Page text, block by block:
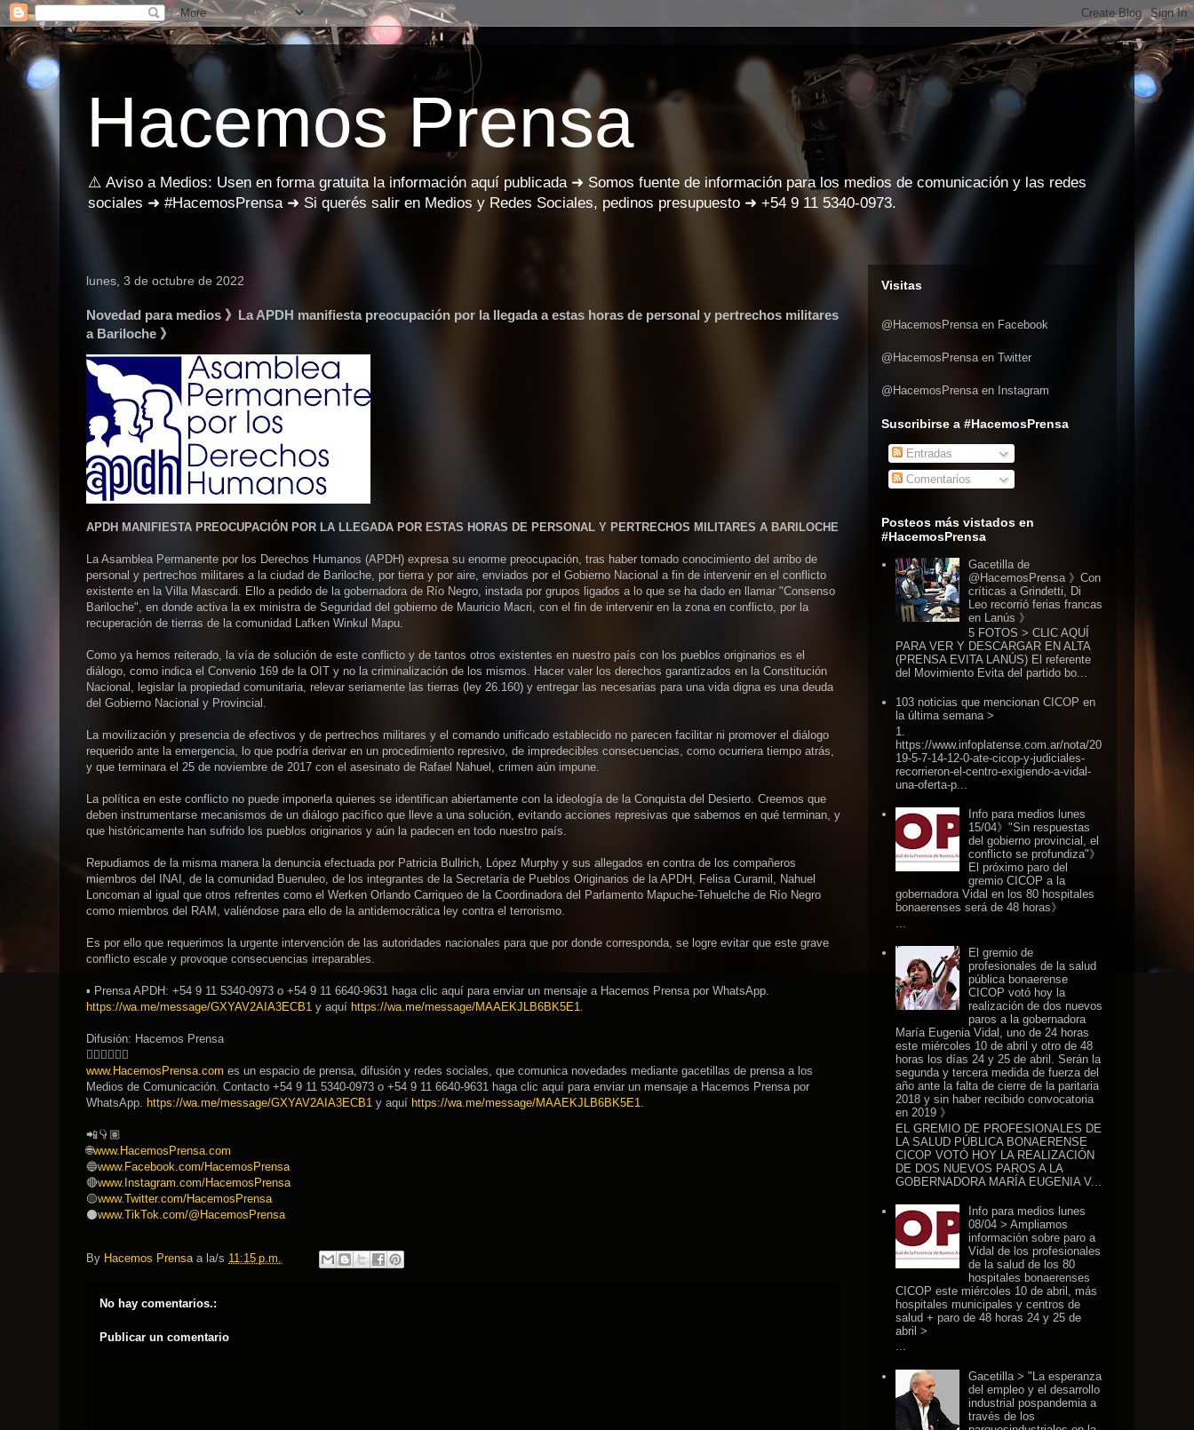
Hacemos Prensa
⚠️ Aviso a Medios: Usen en forma gratuita la información aquí publicada ➜ Somos fuente de información para los medios de comunicación y las redes
sociales ➜ #HacemosPrensa ➜ Si querés salir en Medios y Redes Sociales, pedinos presupuesto ➜ +54 9 11 5340-0973.
lunes, 3 de octubre de 2022
Novedad para medios 》La APDH manifiesta preocupación por la llegada a estas horas de personal y pertrechos militares
a Bariloche 》
APDH MANIFIESTA PREOCUPACIÓN POR LA LLEGADA POR ESTAS HORAS DE PERSONAL Y PERTRECHOS MILITARES A BARILOCHE
La Asamblea Permanente por los Derechos Humanos (APDH) expresa su enorme preocupación, tras haber tomado conocimiento del arribo de
personal y pertrechos militares a la ciudad de Bariloche, por tierra y por aire, enviados por el Gobierno Nacional a fin de intervenir en el conflicto
existente en la Villa Mascardi. Ello a pedido de la gobernadora de Río Negro, instada por grupos ligados a lo que se ha dado en llamar "Consenso
Bariloche", en donde activa la ex ministra de Seguridad del gobierno de Mauricio Macri, con el fin de intervenir en la zona en conflicto, por la
recuperación de tierras de la comunidad Lafken Winkul Mapu.
Como ya hemos reiterado, la vía de solución de este conflicto y de tantos otros existentes en nuestro país con los pueblos originarios es el
diálogo, como indica el Convenio 169 de la OIT y no la criminalización de los mismos. Hacer valer los derechos garantizados en la Constitución
Nacional, legislar la propiedad comunitaria, relevar seriamente las tierras (ley 26.160) y entregar las necesarias para una vida digna es una deuda
del Gobierno Nacional y Provincial.
La movilización y presencia de efectivos y de pertrechos militares y el comando unificado establecido no parecen facilitar ni promover el diálogo
requerido ante la emergencia, lo que podría derivar en un procedimiento represivo, de impredecibles consecuencias, como ocurriera tiempo atrás,
y que terminara el 25 de noviembre de 2017 con el asesinato de Rafael Nahuel, crimen aún impune.
La política en este conflicto no puede imponerla quienes se identifican abiertamente con la ideología de la Conquista del Desierto. Creemos que
deben instrumentarse mecanismos de un diálogo pacífico que lleve a una solución, evitando acciones represivas que sabemos en qué terminan, y
que históricamente han sufrido los pueblos originarios y aún la padecen en todo nuestro país.
Repudiamos de la misma manera la denuncia efectuada por Patricia Bullrich, López Murphy y sus allegados en contra de los compañeros
miembros del INAI, de la comunidad Buenuleo, de los integrantes de la Secretaría de Pueblos Originarios de la APDH, Felisa Curamil, Nahuel
Loncoman al igual que otros refrentes como el Werken Orlando Carriqueo de la Coordinadora del Parlamento Mapuche-Tehuelche de Río Negro
como miembros del RAM, valiéndose para ello de la antidemocrática ley contra el terrorismo.
Es por ello que requerimos la urgente intervención de las autoridades nacionales para que por donde corresponda, se logre evitar que este grave
conflicto escale y provoque consecuencias irreparables.
▪︎ Prensa APDH: +54 9 11 5340-0973 o +54 9 11 6640-9631 haga clic aquí para enviar un mensaje a Hacemos Prensa por WhatsApp.
https://wa.me/message/GXYAV2AIA3ECB1 y aquí https://wa.me/message/MAAEKJLB6BK5E1.
Difusión: Hacemos Prensa
👇🏽👇🏽👇🏽
www.HacemosPrensa.com es un espacio de prensa, difusión y redes sociales, que comunica novedades mediante gacetillas de prensa a los
Medios de Comunicación. Contacto +54 9 11 5340-0973 o +54 9 11 6640-9631 haga clic aquí para enviar un mensaje a Hacemos Prensa por
WhatsApp. https://wa.me/message/GXYAV2AIA3ECB1 y aquí https://wa.me/message/MAAEKJLB6BK5E1.
📲👇🏽
🌐www.HacemosPrensa.com
🔵www.Facebook.com/HacemosPrensa
🔴www.Instagram.com/HacemosPrensa
🟡www.Twitter.com/HacemosPrensa
⚫️www.TikTok.com/@HacemosPrensa
By Hacemos Prensa a la/s 11:15 p.m.
No hay comentarios.:
Publicar un comentario
Visitas
@HacemosPrensa en Facebook
@HacemosPrensa en Twitter
@HacemosPrensa en Instagram
Suscribirse a #HacemosPrensa
Entradas
Comentarios
Posteos más vistados en
#HacemosPrensa
Gacetilla de
@HacemosPrensa 》Con
críticas a Grindetti, Di
Leo recorrió ferias francas
en Lanús 》
5 FOTOS > CLIC AQUÍ
PARA VER Y DESCARGAR EN ALTA
(PRENSA EVITA LANÚS) El referente
del Movimiento Evita del partido bo...
103 noticias que mencionan CICOP en
la última semana >
1.
https://www.infoplatense.com.ar/nota/20
19-5-7-14-12-0-ate-cicop-y-judiciales-
recorrieron-el-centro-exigiendo-a-vidal-
una-oferta-p...
Info para medios lunes
15/04》"Sin respuestas
del gobierno provincial, el
conflicto se profundiza"》
El próximo paro del
gremio CICOP a la
gobernadora Vidal en los 80 hospitales
bonaerenses será de 48 horas》
El gremio de
profesionales de la salud
pública bonaerense
CICOP votó hoy la
realización de dos nuevos
paros a la gobernadora
María Eugenia Vidal, uno de 24 horas
este miércoles 10 de abril y otro de 48
horas los días 24 y 25 de abril. Serán la
segunda y tercera medida de fuerza del
año ante la falta de cierre de la paritaria
2018 y sin haber recibido convocatoria
en 2019 》
EL GREMIO DE PROFESIONALES DE
LA SALUD PÚBLICA BONAERENSE
CICOP VOTÓ HOY LA REALIZACIÓN
DE DOS NUEVOS PAROS A LA
GOBERNADORA MARÍA EUGENIA V...
Info para medios lunes
08/04 > Ampliamos
información sobre paro a
Vidal de los profesionales
de la salud de los 80
hospitales bonaerenses
CICOP este miércoles 10 de abril, más
hospitales municipales y centros de
salud + paro de 48 horas 24 y 25 de
abril >
...
Gacetilla > "La esperanza
del empleo y el desarrollo
industrial pospandemia a
través de los